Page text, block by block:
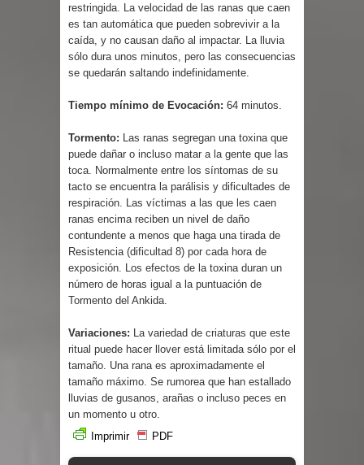
restringida. La velocidad de las ranas que caen
es tan automática que pueden sobrevivir a la
caída, y no causan daño al impactar. La lluvia
sólo dura unos minutos, pero las consecuencias
se quedarán saltando indefinidamente.
Tiempo mínimo de Evocación: 64 minutos.
Tormento: Las ranas segregan una toxina que
puede dañar o incluso matar a la gente que las
toca. Normalmente entre los síntomas de su
tacto se encuentra la parálisis y dificultades de
respiración. Las víctimas a las que les caen
ranas encima reciben un nivel de daño
contundente a menos que haga una tirada de
Resistencia (dificultad 8) por cada hora de
exposición. Los efectos de la toxina duran un
número de horas igual a la puntuación de
Tormento del Ankida.
Variaciones: La variedad de criaturas que este
ritual puede hacer llover está limitada sólo por el
tamaño. Una rana es aproximadamente el
tamaño máximo. Se rumorea que han estallado
lluvias de gusanos, arañas o incluso peces en
un momento u otro.
Imprimir
PDF